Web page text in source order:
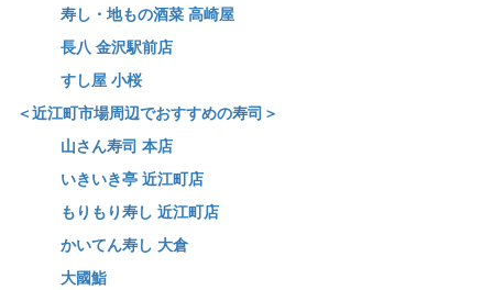
寿し・地もの酒菜 高崎屋
長八 金沢駅前店
すし屋 小桜
＜近江町市場周辺でおすすめの寿司＞
山さん寿司 本店
いきいき亭 近江町店
もりもり寿し 近江町店
かいてん寿し 大倉
大國鮨